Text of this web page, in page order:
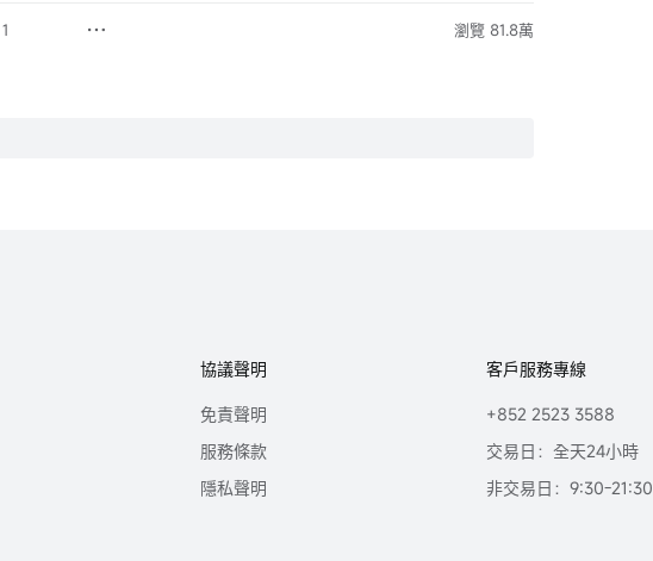
1 瀏覽 81.8萬
協議聲明
免責聲明
服務條款
隱私聲明
客戶服務專線
+852 2523 3588
交易日：全天24小時
非交易日：9:30-21:30